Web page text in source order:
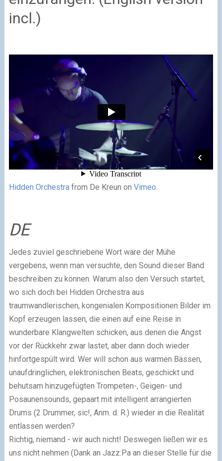
incl.)
Hidden Orchestrafrom De Kreun on Vimeo.
DE
Jedes zuviel geschriebene Wort wäre der Mühe
vergebens, wenn man versuchte, den Sound dieser Band
beschreiben zu können. Warum also den Versuch startet,
wo sich doch bei Hidden Orchestra aus
traumwandlerischen, kongenialen Kompositionen Bilder im
Kopf erzeugen lassen, die einen auf eine Reise in
wunderbare Klangwelten schicken, aus denen die Angst
vor der Rückkehr zwar lastet, aber dann doch wieder
hinfortgespült wird. Wer will schon aus warmen Bässen,
unaufdringlichen, elektronischen Beats, geschickt und
behutsam hinzugefügten Trompeten-, Geigen- und
Posaunensounds, gepaart mit intelligent arrangierten
Drums (2 Drummer, sic!, Anm. d. R.) wieder in die Realität
entlassen werden?
Richtig, niemand - wir auch nicht! Deswegen ließen wir es
uns nicht nehmen (Dank an Jazz:Pa an dieser Stelle für die